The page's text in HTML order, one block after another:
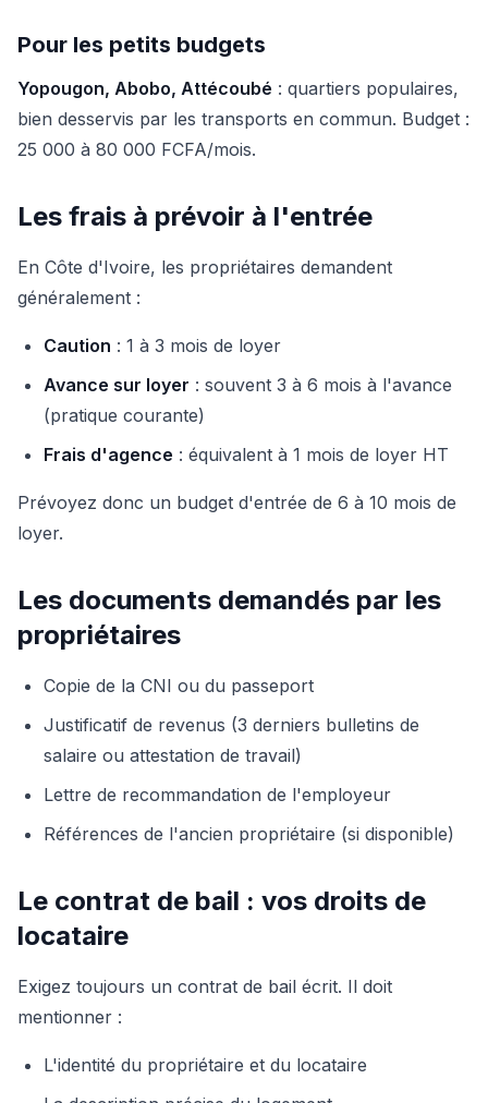
Pour les petits budgets
Yopougon, Abobo, Attécoubé : quartiers populaires,
bien desservis par les transports en commun. Budget :
25 000 à 80 000 FCFA/mois.
Les frais à prévoir à l'entrée
En Côte d'Ivoire, les propriétaires demandent
généralement :
Caution : 1 à 3 mois de loyer
Avance sur loyer : souvent 3 à 6 mois à l'avance
(pratique courante)
Frais d'agence : équivalent à 1 mois de loyer HT
Prévoyez donc un budget d'entrée de 6 à 10 mois de
loyer.
Les documents demandés par les
propriétaires
Copie de la CNI ou du passeport
Justificatif de revenus (3 derniers bulletins de
salaire ou attestation de travail)
Lettre de recommandation de l'employeur
Références de l'ancien propriétaire (si disponible)
Le contrat de bail : vos droits de
locataire
Exigez toujours un contrat de bail écrit. Il doit
mentionner :
L'identité du propriétaire et du locataire